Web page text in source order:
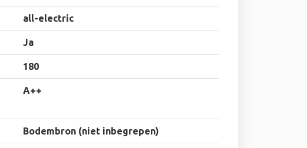
all-electric
Ja
180
A++
Bodembron (niet inbegrepen)